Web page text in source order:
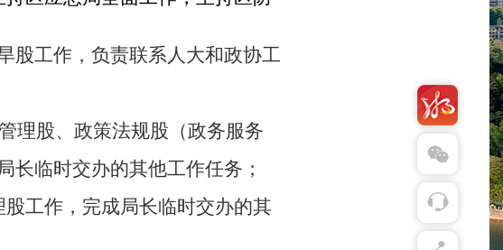
股工作，负责联系人大和政协工
理股、政策法规股（政务服务
长临时交办的其他工作任务；
工作，完成局长临时交办的其